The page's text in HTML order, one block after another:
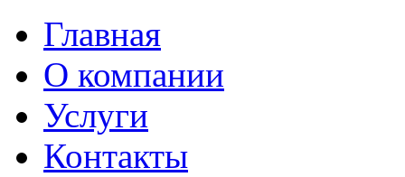
Главная
О компании
Услуги
Контакты